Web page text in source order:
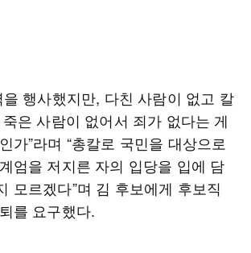
을 행사했지만, 다친 사람이 없고 칼
은 사람이 없어서 죄가 없다는 게
가”라며 “총칼로 국민을 대상으로
엄을 저지른 자의 입당을 입에 담
모르겠다”며 김 후보에게 후보직
를 요구했다.